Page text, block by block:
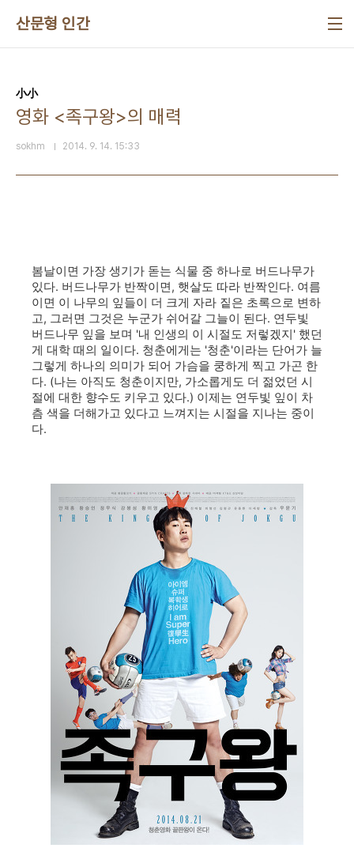
산문형 인간
小小
영화 <족구왕>의 매력
sokhm 2014. 9. 14. 15:33
봄날이면 가장 생기가 돋는 식물 중 하나로 버드나무가
있다. 버드나무가 반짝이면, 햇살도 따라 반짝인다. 여름
이면 이 나무의 잎들이 더 크게 자라 짙은 초록으로 변하
고, 그러면 그것은 누군가 쉬어갈 그늘이 된다. 연두빛
버드나무 잎을 보며 '내 인생의 이 시절도 저렇겠지' 했던
게 대학 때의 일이다. 청춘에게는 '청춘'이라는 단어가 늘
그렇게 하나의 의미가 되어 가슴을 쿵하게 찍고 가곤 한
다. (나는 아직도 청춘이지만, 가소롭게도 더 젊었던 시
절에 대한 향수도 키우고 있다.) 이제는 연두빛 잎이 차
츰 색을 더해가고 있다고 느껴지는 시절을 지나는 중이
다.